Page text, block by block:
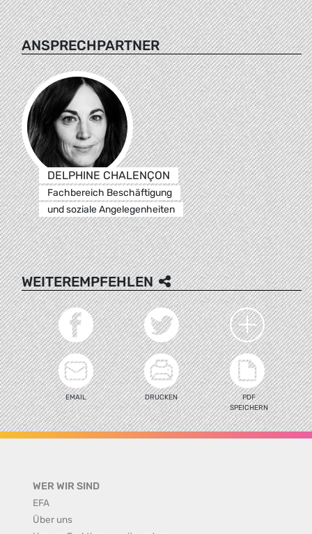
ANSPRECHPARTNER
DELPHINE CHALENÇON
Fachbereich Beschäftigung
und soziale Angelegenheiten
WEITEREMPFEHLEN
EMAIL DRUCKEN
PDF
SPEICHERN
WER WIR SIND
EFA
Über uns